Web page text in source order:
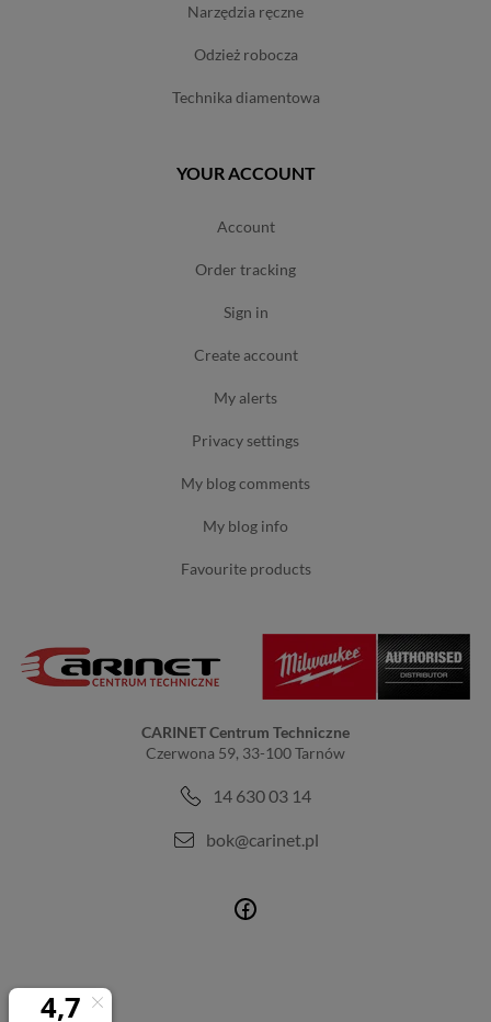
narzędzia ręczne
odzież robocza
technika diamentowa
YOUR ACCOUNT
account
order tracking
sign in
create account
my alerts
privacy settings
my blog comments
my blog info
favourite products
CARINET Centrum Techniczne
Czerwona 59, 33-100 Tarnów
14 630 03 14
bok@carinet.pl